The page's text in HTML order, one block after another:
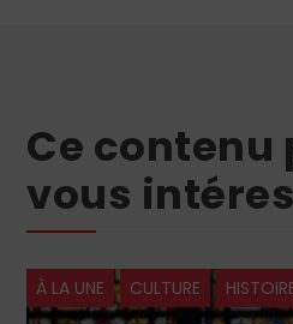
Ce
vous
À LA UNE CULTURE